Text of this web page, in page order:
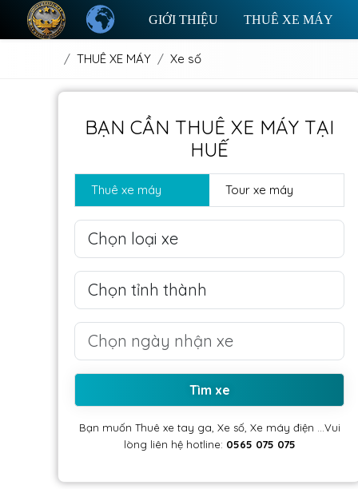
GIỚI THIỆU THUÊ XE MÁY
THUÊ XE MÁY Xe số
BẠN CẦN THUÊ XE MÁY TẠI
HUẾ
Thuê xe máy Tour xe máy
Tìm xe
Bạn muốn Thuê xe tay ga, Xe số, Xe máy điện ...Vui
lòng liên hệ hotline: 0565 075 075